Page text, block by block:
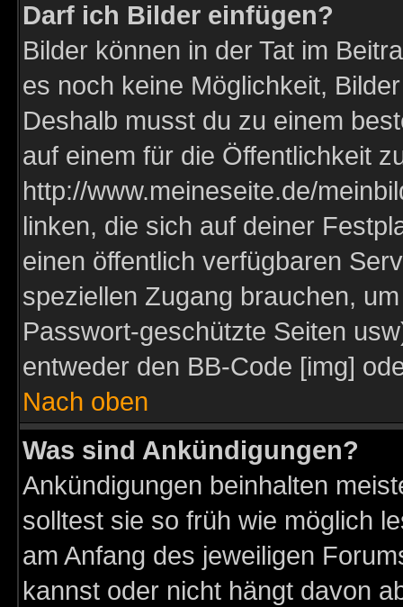
Darf ich Bilder einfügen?
Bilder können in der Tat im
es noch keine Möglichkeit,
Deshalb musst du zu einem
auf einem für die Öffentlichkeit
http://www.meineseite.de/
linken, die sich auf deiner
einen öffentlich verfügbaren
speziellen Zugang brauchen,
Passwort-geschützte Seiten
entweder den BB-Code [img]
Nach oben
Was sind Ankündigungen?
Ankündigungen beinhalten
solltest sie so früh wie möglich
am Anfang des jeweiligen
kannst oder nicht hängt davon